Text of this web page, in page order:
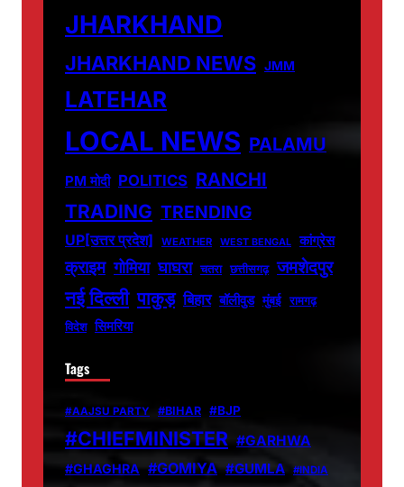
JHARKHAND
JHARKHAND NEWS JMM
LATEHAR
LOCAL NEWS PALAMU
PM मोदी POLITICS RANCHI
TRADING TRENDING
UP[उत्तर प्रदेश] WEATHER WEST BENGAL कांग्रेस
क्राइम गोमिया घाघरा चतरा छत्तीसगढ़ जमशेदपुर
नई दिल्ली पाकुड़ बिहार बॉलीवुड मुंबई रामगढ़
विदेश सिमरिया
Tags
#AAJSU PARTY #BIHAR #BJP
#CHIEFMINISTER #GARHWA
#GHAGHRA #GOMIYA #GUMLA #INDIA